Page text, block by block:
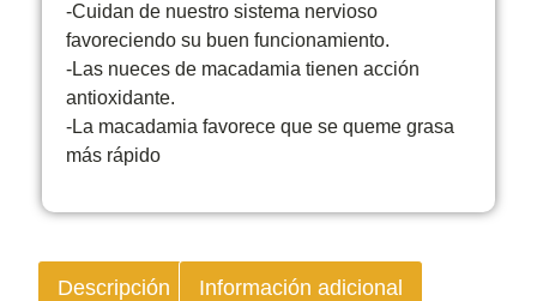
-Cuidan de nuestro sistema nervioso
favoreciendo su buen funcionamiento.
-Las nueces de macadamia tienen acción
antioxidante.
-La macadamia favorece que se queme grasa
más rápido
Descripción Información adicional